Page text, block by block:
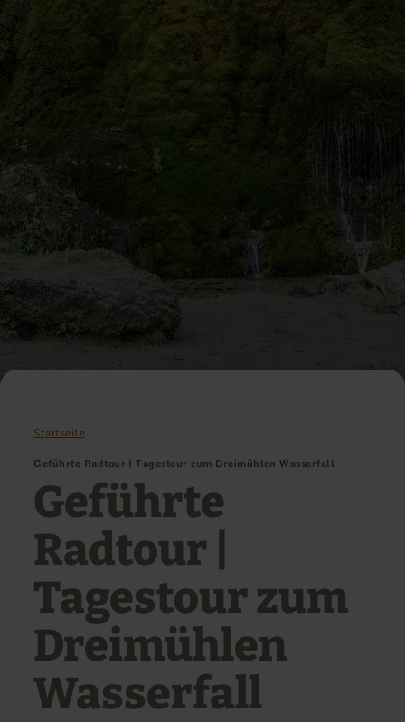
Startseite
Geführte Radtour | Tagestour zum Dreimühlen Wasserfall
Geführte
Radtour |
Tagestour zum
Dreimühlen
Wasserfall